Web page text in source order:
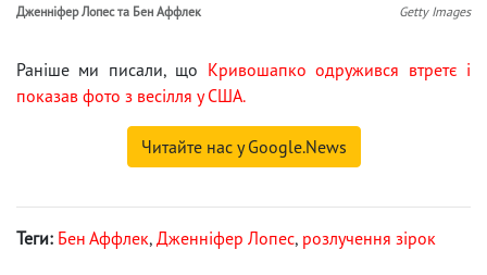
Дженніфер Лопес та Бен Аффлек Getty Images
Раніше ми писали, що Кривошапко одружився втретє і
показав фото з весілля у США.
Читайте нас у Google.News
Теги: Бен Аффлек, Дженніфер Лопес, розлучення зірок